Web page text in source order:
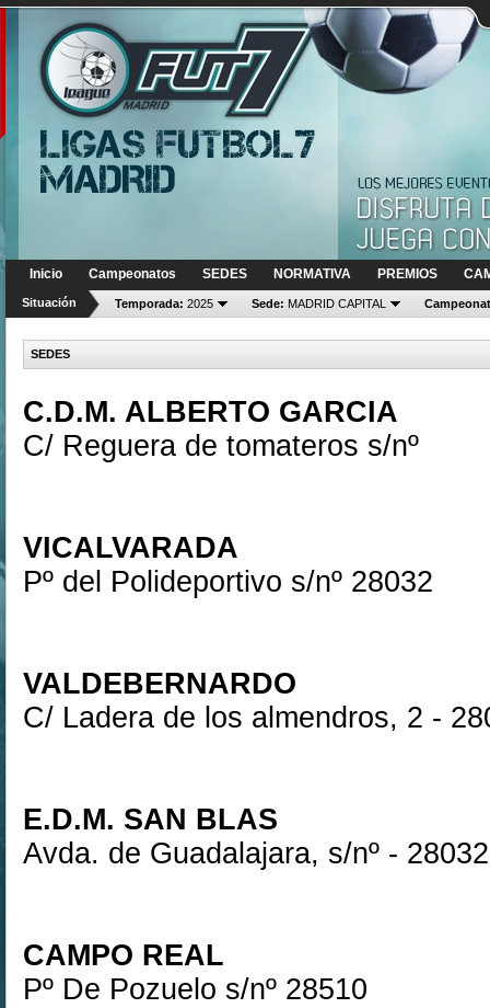
Inicio Campeonatos SEDES NORMATIVA PREMIOS
Situación Temporada: 2025 Sede: MADRID CAPITAL
SEDES
C.D.M. ALBERTO GARCIA
C/ Reguera de tomateros s/nº
VICALVARADA
Pº del Polideportivo s/nº 28032
VALDEBERNARDO
C/ Ladera de los almendros, 2 -
E.D.M. SAN BLAS
Avda. de Guadalajara, s/nº - 28032
CAMPO REAL
Pº De Pozuelo s/nº 28510